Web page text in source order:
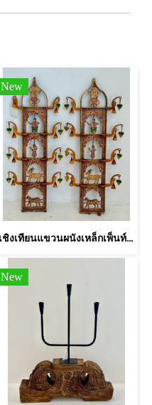
New
เชิงเทียนแขวนผนังเหล็กเพ็นท์ลายอินเดีย
New